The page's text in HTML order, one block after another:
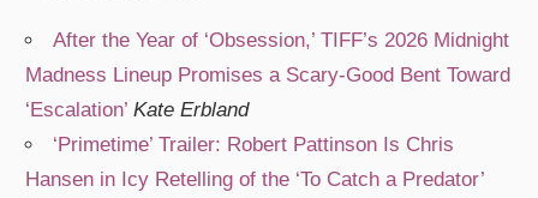
After the Year of ‘Obsession,’ TIFF’s 2026 Midnight
Madness Lineup Promises a Scary-Good Bent Toward
‘Escalation’ Kate Erbland
‘Primetime’ Trailer: Robert Pattinson Is Chris
Hansen in Icy Retelling of the ‘To Catch a Predator’